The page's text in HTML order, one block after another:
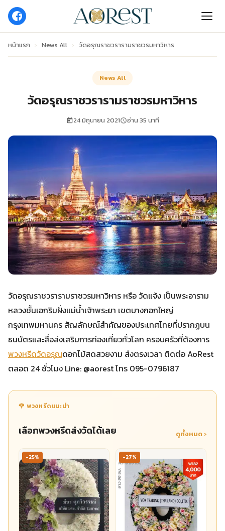
หน้าแรก › News All › วัดอรุณราชวรารามราชวรมหาวิหาร
News All
วัดอรุณราชวรารามราชวรมหาวิหาร
24 มิถุนายน 2021 อ่าน 35 นาที
วัดอรุณราชวรารามราชวรมหาวิหาร หรือ วัดแจ้ง เป็นพระอาราม
หลวงชั้นเอกริมฝั่งแม่น้ำเจ้าพระยา เขตบางกอกใหญ่
กรุงเทพมหานคร สัญลักษณ์สำคัญของประเทศไทยที่ปรากฏบน
ธนบัตรและสื่อส่งเสริมการท่องเที่ยวทั่วโลก ครอบครัวที่ต้องการ
พวงหรีดวัดอรุณดอกไม้สดสวยงาม ส่งตรงเวลา ติดต่อ AoRest
ตลอด 24 ชั่วโมง Line: @aorest โทร 095-0796187
🌹 พวงหรีดแนะนำ
เลือกพวงหรีดส่งวัดได้เลย ดูทั้งหมด ›
-25% -27%